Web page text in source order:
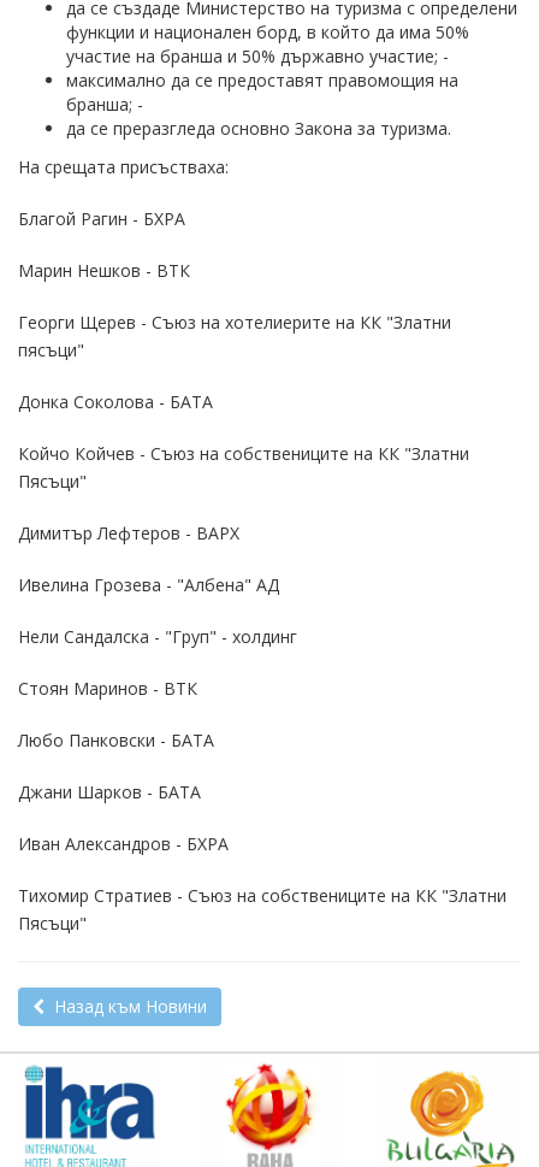
да се създаде Министерство на туризма с определени
функции и национален борд, в който да има 50%
участие на бранша и 50% държавно участие; -
максимално да се предоставят правомощия на
бранша; -
да се преразгледа основно Закона за туризма.
На срещата присъстваха:
Благой Рагин - БХРА
Марин Нешков - ВТК
Георги Щерев - Съюз на хотелиерите на КК "Златни
пясъци"
Донка Соколова - БАТА
Койчо Койчев - Съюз на собствениците на КК "Златни
Пясъци"
Димитър Лефтеров - ВАРХ
Ивелина Грозева - "Албена" АД
Нели Сандалска - "Груп" - холдинг
Стоян Маринов - ВТК
Любо Панковски - БАТА
Джани Шарков - БАТА
Иван Александров - БХРА
Тихомир Стратиев - Съюз на собствениците на КК "Златни
Пясъци"
Назад към Новини